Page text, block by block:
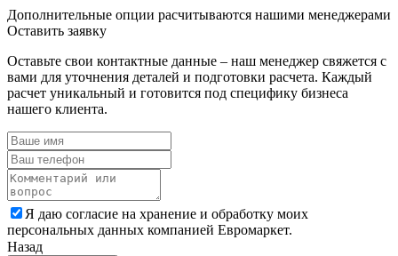
Дополнительные опции расчитываются нашими менеджерами
Оставить заявку
Оставьте свои контактные данные – наш менеджер свяжется с
вами для уточнения деталей и подготовки расчета. Каждый
расчет уникальный и готовится под специфику бизнеса
нашего клиента.
Я даю согласие на хранение и обработку моих
персональных данных компанией Евромаркет.
Назад